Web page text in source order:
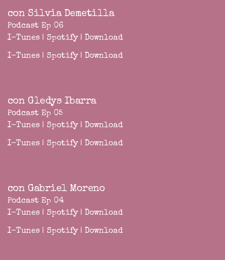
con Silvia Demetilla
Podcast Ep 06
I-Tunes | Spotify| Download
I-Tunes | Spotify| Download
con Gledys Ibarra
Podcast Ep 05
I-Tunes | Spotify| Download
I-Tunes | Spotify| Download
con Gabriel Moreno
Podcast Ep 04
I-Tunes | Spotify| Download
I-Tunes | Spotify| Download